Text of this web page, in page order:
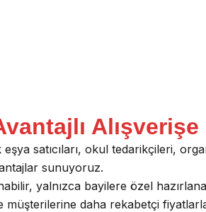
Alışverişe
satıcıları, okul tedarikçileri,
sunuyoruz.
yalnızca bayilere özel
daha rekabetçi